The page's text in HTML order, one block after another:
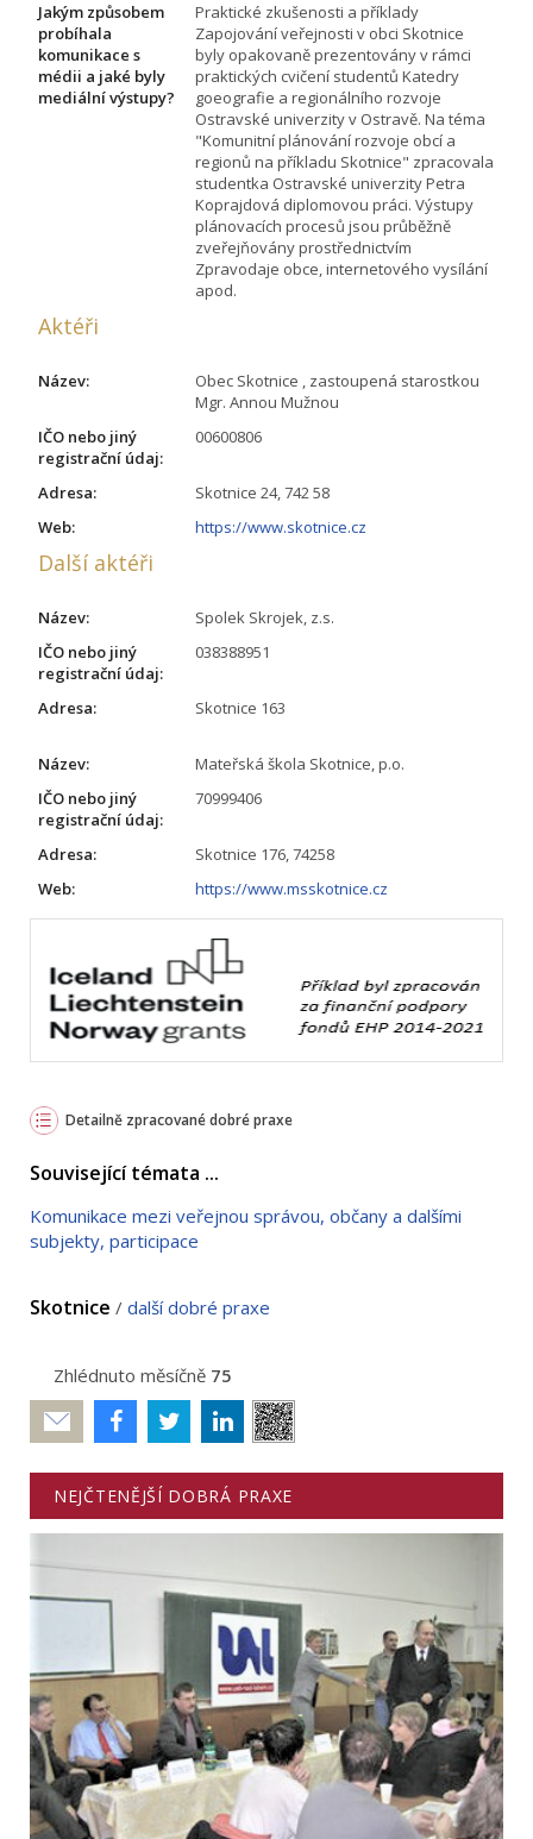
Jakým způsobem
probíhala
komunikace s
médii a jaké byly
mediální výstupy?
Praktické zkušenosti a příklady
Zapojování veřejnosti v obci Skotnice
byly opakovaně prezentovány v rámci
praktických cvičení studentů Katedry
goeografie a regionálního rozvoje
Ostravské univerzity v Ostravě. Na téma
"Komunitní plánování rozvoje obcí a
regionů na příkladu Skotnice" zpracovala
studentka Ostravské univerzity Petra
Koprajdová diplomovou práci. Výstupy
plánovacích procesů jsou průběžně
zveřejňovány prostřednictvím
Zpravodaje obce, internetového vysílání
apod.
Aktéři
Název:
Obec Skotnice , zastoupená starostkou
Mgr. Annou Mužnou
IČO nebo jiný
registrační údaj:
00600806
Adresa:
Skotnice 24, 742 58
Web:
https://www.skotnice.cz
Další aktéři
Název:
Spolek Skrojek, z.s.
IČO nebo jiný
registrační údaj:
038388951
Adresa: Skotnice 163
Název:
Mateřská škola Skotnice, p.o.
IČO nebo jiný
registrační údaj:
70999406
Adresa:
Skotnice 176, 74258
Web:
https://www.msskotnice.cz
Detailně zpracované dobré praxe
Související témata ...
Komunikace mezi veřejnou správou, občany a dalšími
subjekty, participace
Skotnice / další dobré praxe
Zhlédnuto měsíčně 75
Poslat
NEJČTENĚJŠÍ DOBRÁ PRAXE